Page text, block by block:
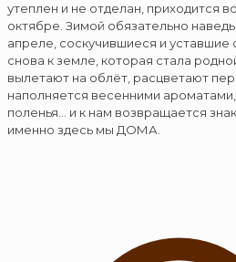
утеплен и не отделан, приходится
октябре. Зимой обязательно
апреле, соскучившиеся и уставшие
снова к земле, которая стала
вылетают на облёт, расцветают
наполняется весенними
поленья… и к нам возвращается
именно здесь мы ДОМА.